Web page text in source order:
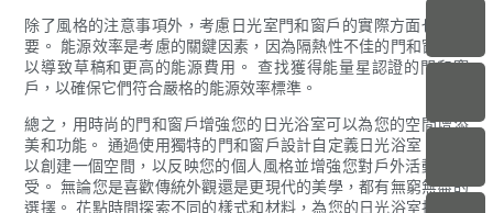
除了風格的注意事項外，考慮日光室門和窗戶的實際方面也很重
要。 能源效率是考慮的關鍵因素，因為隔熱性不佳的門和窗戶可
以導致草稿和更高的能源費用。 查找獲得能量星認證的門和窗
戶，以確保它們符合嚴格的能源效率標準。
總之，用時尚的門和窗戶增強您的日光浴室可以為您的空間增添
美和功能。 通過使用獨特的門和窗戶設計自定義日光浴室，您可
以創建一個空間，以反映您的個人風格並增強您對戶外活動的享
受。 無論您是喜歡傳統外觀還是更現代的美學，都有無窮無盡的
選擇。 花點時間探索不同的樣式和材料，為您的日光浴室找到理